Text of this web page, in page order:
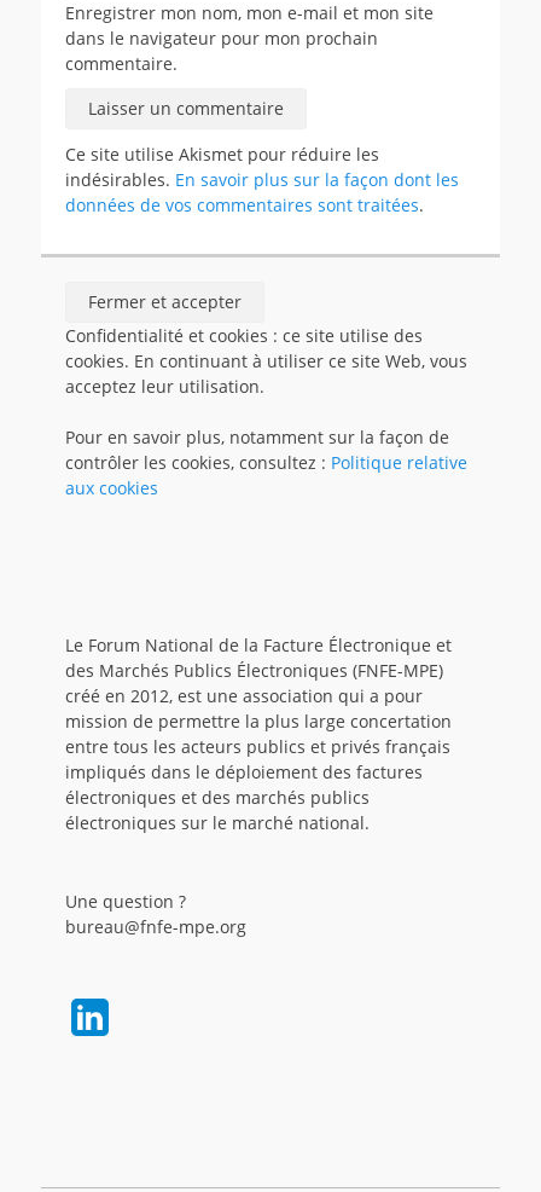
Enregistrer mon nom, mon e-mail et mon site
dans le navigateur pour mon prochain
commentaire.
Ce site utilise Akismet pour réduire les
indésirables. En savoir plus sur la façon dont les
données de vos commentaires sont traitées.
Confidentialité et cookies : ce site utilise des
cookies. En continuant à utiliser ce site Web, vous
acceptez leur utilisation.
Pour en savoir plus, notamment sur la façon de
contrôler les cookies, consultez : Politique relative
aux cookies
Le Forum National de la Facture Électronique et
des Marchés Publics Électroniques (FNFE-MPE)
créé en 2012, est une association qui a pour
mission de permettre la plus large concertation
entre tous les acteurs publics et privés français
impliqués dans le déploiement des factures
électroniques et des marchés publics
électroniques sur le marché national.
Une question ?
bureau@fnfe-mpe.org